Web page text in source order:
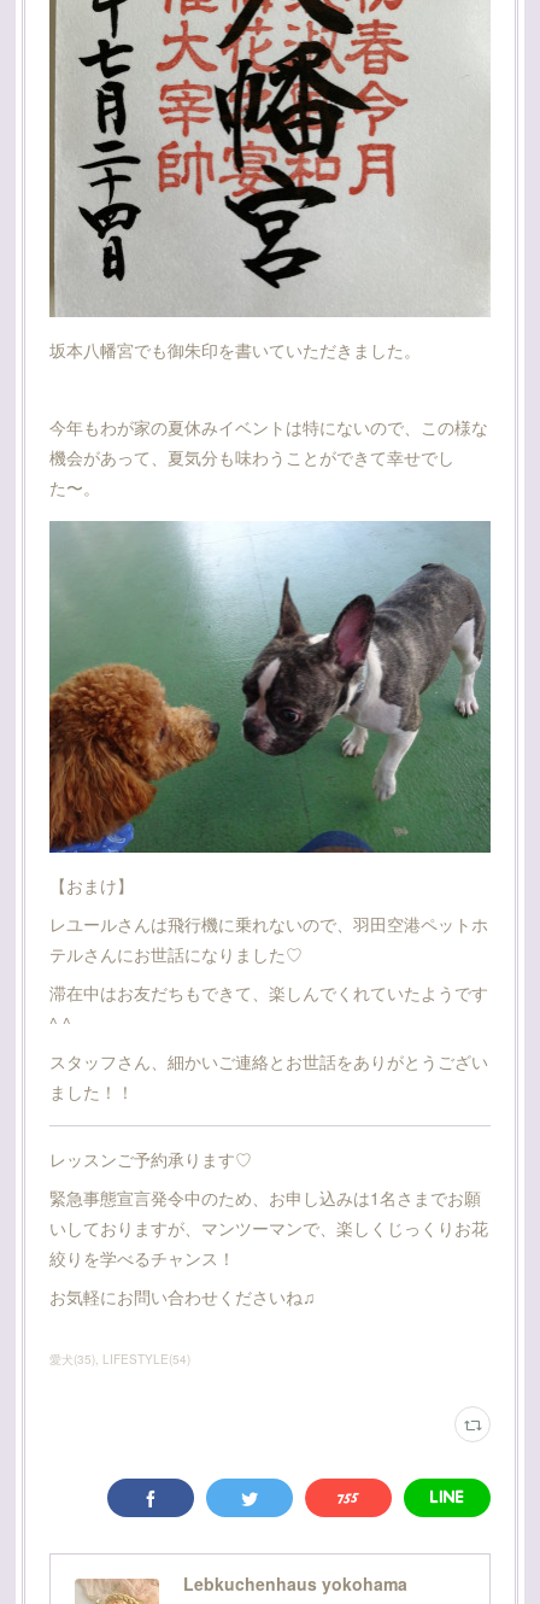
坂本八幡宮でも御朱印を書いていただきました。
今年もわが家の夏休みイベントは特にないので、この様な
機会があって、夏気分も味わうことができて幸せでし
た〜。
【おまけ】
レユールさんは飛行機に乗れないので、羽田空港ペットホ
テルさんにお世話になりました♡
滞在中はお友だちもできて、楽しんでくれていたようです
^ ^
スタッフさん、細かいご連絡とお世話をありがとうござい
ました！！
レッスンご予約承ります♡
緊急事態宣言発令中のため、お申し込みは1名さまでお願
いしておりますが、マンツーマンで、楽しくじっくりお花
絞りを学べるチャンス！
お気軽にお問い合わせくださいね♫
愛犬(35) LIFESTYLE(54)
Lebkuchenhaus yokohama